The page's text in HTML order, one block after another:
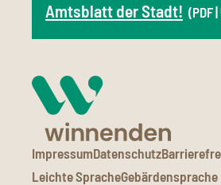
Amtsblatt der Stadt! (PDF
ImpressumDatenschutz
Leichte SpracheGebärdensprache